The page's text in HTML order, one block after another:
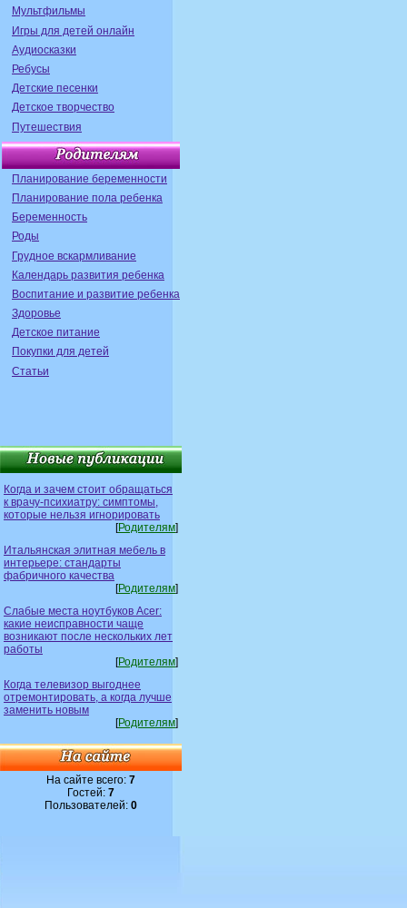
Мультфильмы
Игры для детей онлайн
Аудиосказки
Ребусы
Детские песенки
Детское творчество
Путешествия
Планирование беременности
Планирование пола ребенка
Беременность
Роды
Грудное вскармливание
Календарь развития ребенка
Воспитание и развитие ребенка
Здоровье
Детское питание
Покупки для детей
Статьи
Когда и зачем стоит обращаться
к врачу-психиатру: симптомы,
которые нельзя игнорировать
[Родителям]
Итальянская элитная мебель в
интерьере: стандарты
фабричного качества
[Родителям]
Слабые места ноутбуков Acer:
какие неисправности чаще
возникают после нескольких лет
работы
[Родителям]
Когда телевизор выгоднее
отремонтировать, а когда лучше
заменить новым
[Родителям]
На сайте всего: 7
Гостей: 7
Пользователей: 0